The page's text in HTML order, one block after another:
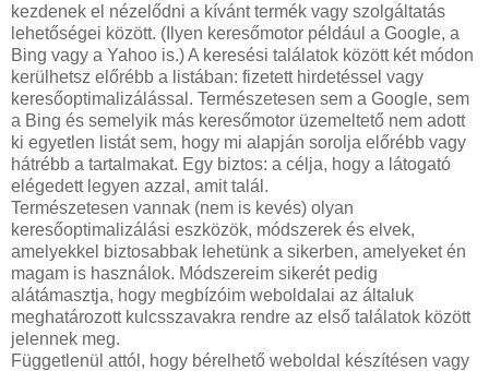
kezdenek el nézelődni a kívánt termék vagy szolgáltatás
lehetőségei között. (Ilyen keresőmotor például a Google, a
Bing vagy a Yahoo is.) A keresési találatok között két módon
kerülhetsz előrébb a listában: fizetett hirdetéssel vagy
keresőoptimalizálással. Természetesen sem a Google, sem
a Bing és semelyik más keresőmotor üzemeltető nem adott
ki egyetlen listát sem, hogy mi alapján sorolja előrébb vagy
hátrébb a tartalmakat. Egy biztos: a célja, hogy a látogató
elégedett legyen azzal, amit talál.
Természetesen vannak (nem is kevés) olyan
keresőoptimalizálási eszközök, módszerek és elvek,
amelyekkel biztosabbak lehetünk a sikerben, amelyeket én
magam is használok. Módszereim sikerét pedig
alátámasztja, hogy megbízóim weboldalai az általuk
meghatározott kulcsszavakra rendre az első találatok között
jelennek meg.
Függetlenül attól, hogy bérelhető weboldal készítésen vagy